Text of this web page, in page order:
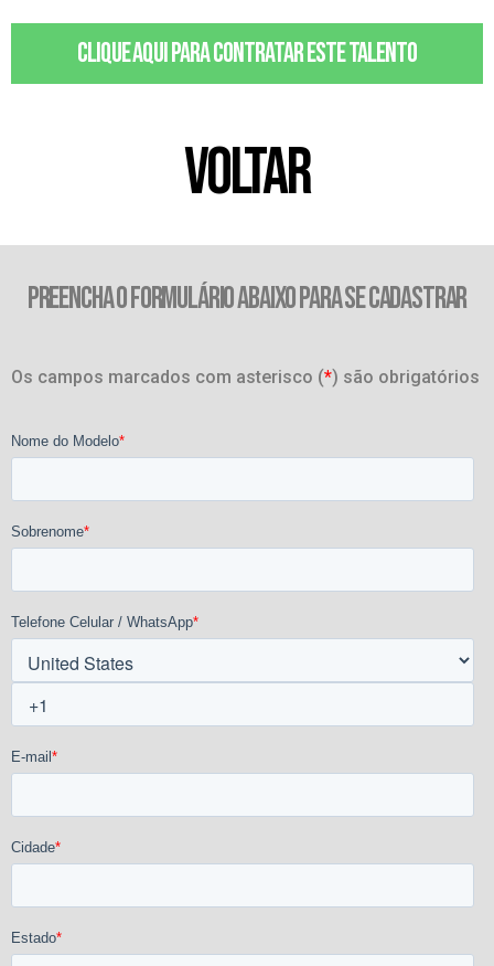
Clique aqui para contratar este talento
VOLTAR
PREENCHA O FORMULÁRIO ABAIXO PARA SE CADASTRAR
Os campos marcados com asterisco (*) são obrigatórios